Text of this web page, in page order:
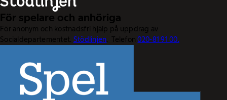
För spelare och anhöriga
För anonym och kostnadsfri hjälp på uppdrag av
Socialdepartementet. Stödlinjen. Telefon020-81 91 00.